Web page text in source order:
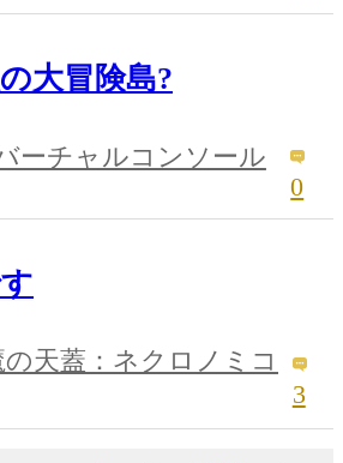
大冒険島?
ーチャルコンソール
0
の天蓋：ネクロノミコ
3